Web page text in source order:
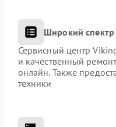
Широкий спектр
Сервисный центр
и качественный
онлайн. Также
техники